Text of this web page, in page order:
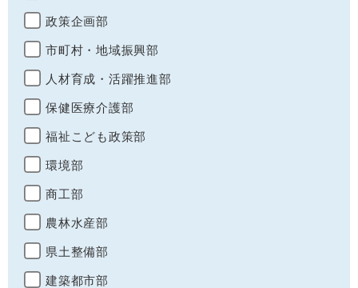
政策企画部
市町村・地域振興部
人材育成・活躍推進部
保健医療介護部
福祉こども政策部
環境部
商工部
農林水産部
県土整備部
建築都市部